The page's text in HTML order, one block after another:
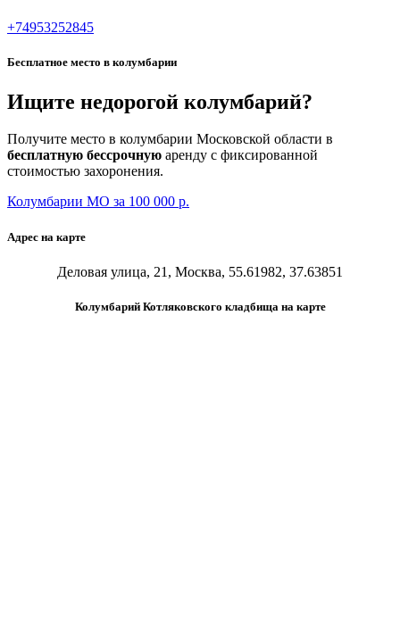
+74953252845
Бесплатное место в колумбарии
Ищите недорогой колумбарий?
Получите место в колумбарии Московской области в
бесплатную бессрочную аренду с фиксированной
стоимостью захоронения.
Колумбарии МО за 100 000 р.
Адрес на карте
Деловая улица, 21, Москва, 55.61982, 37.63851
Колумбарий Котляковского кладбища на карте